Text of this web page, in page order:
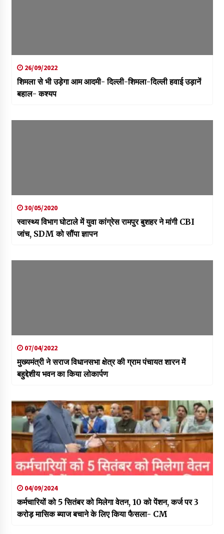
26/09/2022
शिमला से भी उड़ेगा आम आदमी- दिल्ली-शिमला-दिल्ली हवाई उड़ानें
बहाल- कश्यप
30/05/2020
स्वास्थ्य विभाग घोटाले में युवा कांग्रेस रामपुर बुशहर ने मांगी CBI
जांच, SDM को सौंपा ज्ञापन
07/04/2022
मुख्यमंत्री ने सराज विधानसभा क्षेत्र की ग्राम पंचायत शारन में
बहुद्देशीय भवन का किया लोकार्पण
04/09/2024
कर्मचारियों को 5 सितंबर को मिलेगा वेतन, 10 को पेंशन, कर्ज पर 3
करोड़ मासिक ब्याज बचाने के लिए किया फैसला- CM